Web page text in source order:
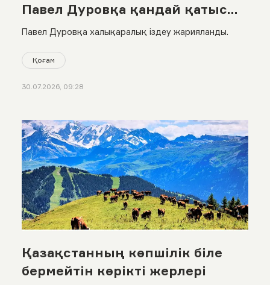
Павел Дуровқа қандай қатысы
бар?
Павел Дуровқа халықаралық іздеу жарияланды.
Қоғам
30.07.2026, 09:28
Қазақстанның көпшілік біле
бермейтін көрікті жерлері